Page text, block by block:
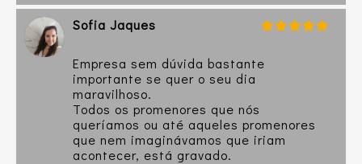
Sofia Jaques
Empresa sem dúvida bastante
importante se quer o seu dia
maravilhoso.
Todos os promenores que nós
queríamos ou até aqueles promenores
que nem imaginávamos que iriam
acontecer, está gravado.